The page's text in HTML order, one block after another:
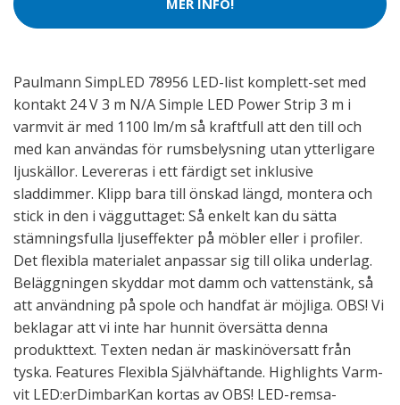
MER INFO!
Paulmann SimpLED 78956 LED-list komplett-set med
kontakt 24 V 3 m N/A Simple LED Power Strip 3 m i
varmvit är med 1100 lm/m så kraftfull att den till och
med kan användas för rumsbelysning utan ytterligare
ljuskällor. Levereras i ett färdigt set inklusive
sladdimmer. Klipp bara till önskad längd, montera och
stick in den i vägguttaget: Så enkelt kan du sätta
stämningsfulla ljuseffekter på möbler eller i profiler.
Det flexibla materialet anpassar sig till olika underlag.
Beläggningen skyddar mot damm och vattenstänk, så
att användning på spole och handfat är möjliga. OBS! Vi
beklagar att vi inte har hunnit översätta denna
produkttext. Texten nedan är maskinöversatt från
tyska. Features Flexibla Självhäftande. Highlights Varm-
vit LED:erDimbarKan kortas av OBS! LED-remsa-